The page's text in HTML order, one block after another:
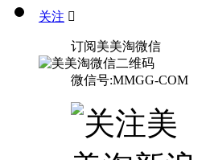
关注 
订阅美美淘微信
微信号:MMGG-COM